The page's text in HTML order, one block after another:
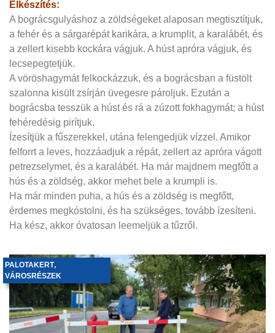
Elkészítés:
A bográcsgulyáshoz a zöldségeket alaposan megtisztítjuk,
a fehér és a sárgarépát karikára, a krumplit, a karalábét, és
a zellert kisebb kockára vágjuk. A húst apróra vágjuk, és
lecsepegtetjük.
A vöröshagymát felkockázzuk, és a bográcsban a füstölt
szalonna kisült zsírján üvegesre pároljuk. Ezután a
bográcsba tesszük a húst és rá a zúzott fokhagymát; a húst
fehéredésig pirítjuk.
Ízesítjük a fűszerekkel, utána felengedjük vízzel. Amikor
felforrt a leves, hozzáadjuk a répát, zellert az apróra vágott
petrezselymet, és a karalábét. Ha már majdnem megfőtt a
hús és a zöldség, akkor mehet bele a krumpli is.
Ha már minden puha, a hús és a zöldség is megfőtt,
érdemes megkóstolni, és ha szükséges, tovább ízesíteni.
Ha kész, akkor óvatosan leemeljük a tűzről.
PALOTAKERT,
VÁROSRÉSZEK